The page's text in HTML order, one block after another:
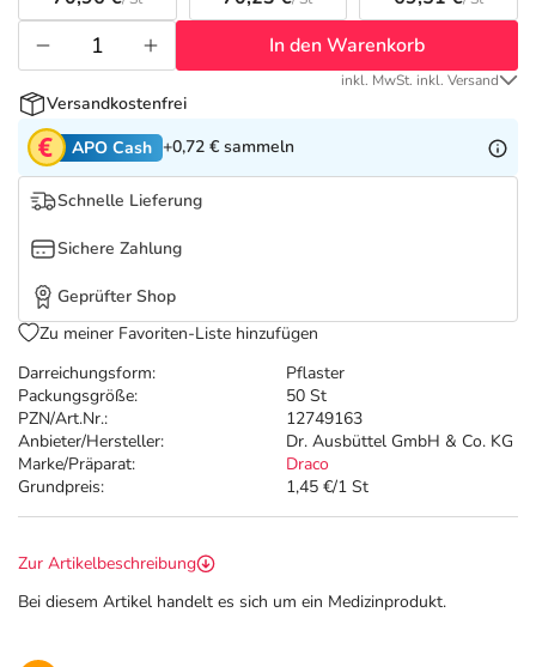
Tierapotheke
Vitamine & Mineralstoffe
Marken
Salus Deals
Darreichungsform:
Pflaster
Packungsgröße:
50 St
PZN/Art.Nr.:
12749163
Anbieter/Hersteller:
Dr. Ausbüttel GmbH & Co. KG
Marke/Präparat:
Draco
Grundpreis:
1,45 €/1 St
In den Warenkorb
inkl. MwSt. inkl. Versand
Versandkostenfrei
APO Cash +0,72 € sammeln
Schnelle Lieferung
Sichere Zahlung
Geprüfter Shop
Zu meiner Favoriten-Liste hinzufügen
Zur Artikelbeschreibung
Bei diesem Artikel handelt es sich um ein Medizinprodukt.